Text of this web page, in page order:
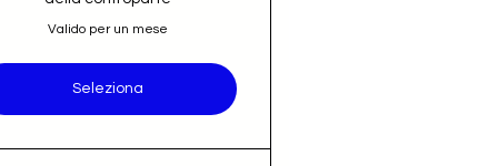
Valido per un mese
Seleziona